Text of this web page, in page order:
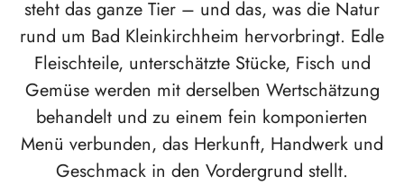
steht das ganze Tier – und das, was die Natur
rund um Bad Kleinkirchheim hervorbringt. Edle
Fleischteile, unterschätzte Stücke, Fisch und
Gemüse werden mit derselben Wertschätzung
behandelt und zu einem fein komponierten
Menü verbunden, das Herkunft, Handwerk und
Geschmack in den Vordergrund stellt.